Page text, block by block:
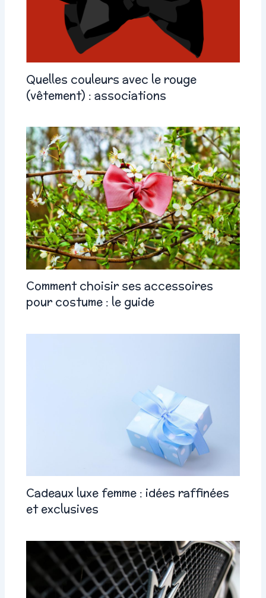
Quelles couleurs avec le rouge
(vêtement) : associations
Comment choisir ses accessoires
pour costume : le guide
Cadeaux luxe femme : idées raffinées
et exclusives